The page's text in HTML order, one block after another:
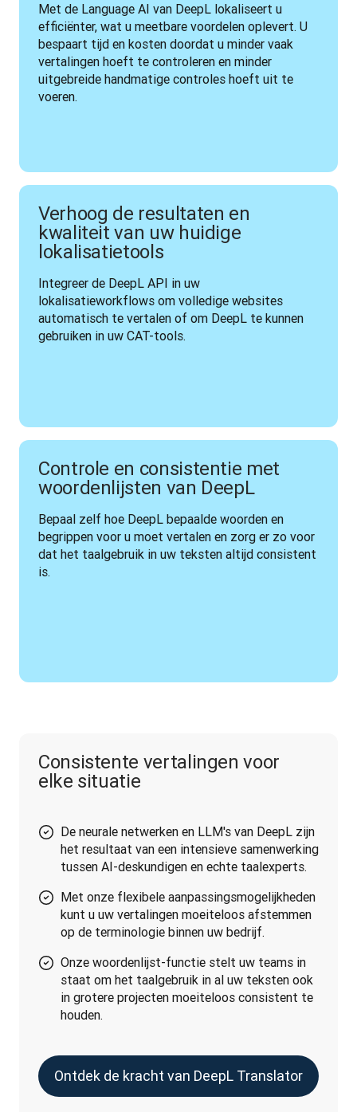
Met de Language AI van DeepL lokaliseert u
efficiënter, wat u meetbare voordelen oplevert. U
bespaart tijd en kosten doordat u minder vaak
vertalingen hoeft te controleren en minder
uitgebreide handmatige controles hoeft uit te
voeren.
Verhoog de resultaten en
kwaliteit van uw huidige
lokalisatietools
Integreer de DeepL API in uw
lokalisatieworkflows om volledige websites
automatisch te vertalen of om DeepL te kunnen
gebruiken in uw CAT-tools.
Controle en consistentie met
woordenlijsten van DeepL
Bepaal zelf hoe DeepL bepaalde woorden en
begrippen voor u moet vertalen en zorg er zo voor
dat het taalgebruik in uw teksten altijd consistent
is.
Consistente vertalingen voor
elke situatie
De neurale netwerken en LLM's van DeepL zijn
het resultaat van een intensieve samenwerking
tussen AI-deskundigen en echte taalexperts.
Met onze flexibele aanpassingsmogelijkheden
kunt u uw vertalingen moeiteloos afstemmen
op de terminologie binnen uw bedrijf.
Onze woordenlijst-functie stelt uw teams in
staat om het taalgebruik in al uw teksten ook
in grotere projecten moeiteloos consistent te
houden.
Ontdek de kracht van DeepL Translator